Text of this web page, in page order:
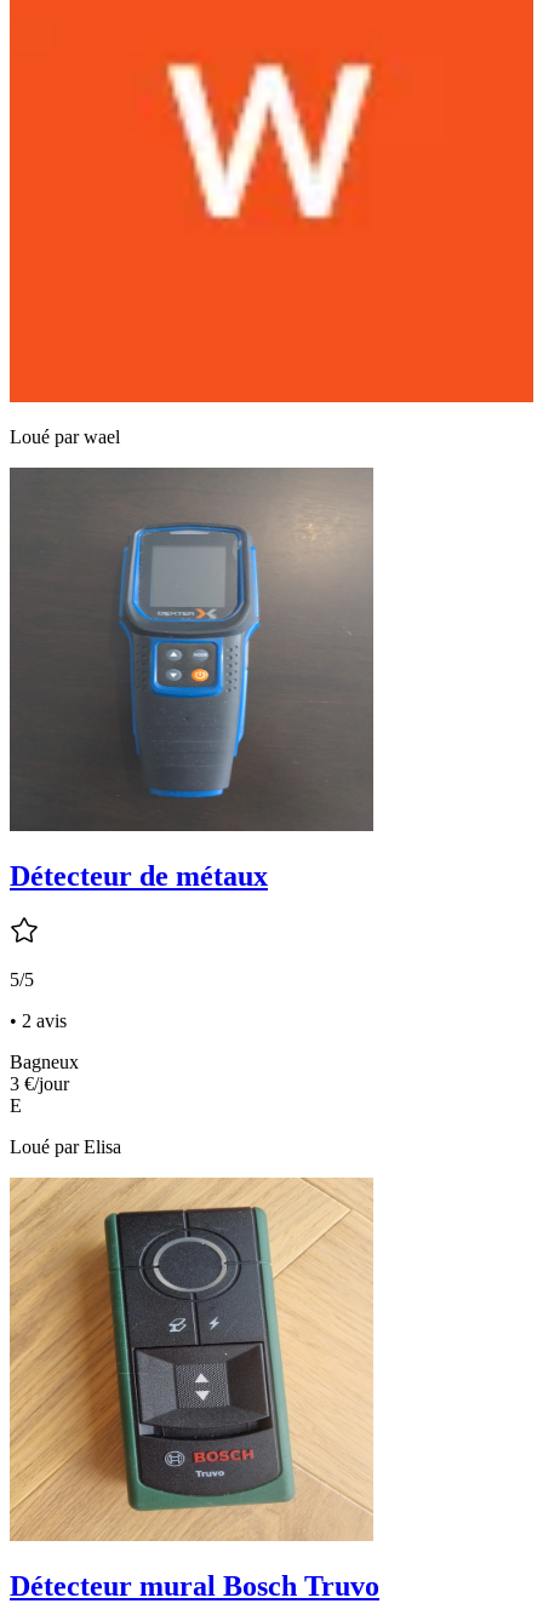
Loué parwael
Détecteur de métaux
5/5
• 2 avis
Bagneux
3 €/jour
E
Loué parElisa
Détecteur mural Bosch Truvo